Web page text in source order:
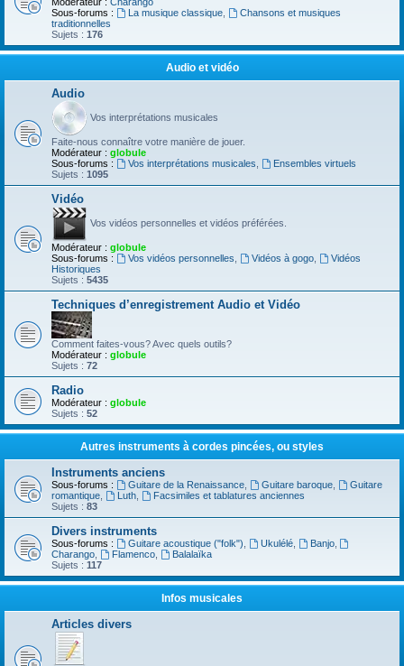
Sous-forums :
La musique classique,
Chansons et musiques
traditionnelles
Sujets : 176
Audio et vidéo
Audio
Vos interprétations musicales
Faite-nous connaître votre manière de jouer.
Modérateur : globule
Sous-forums :
Vos interprétations musicales
Ensembles virtuels
Sujets : 1095
Vidéo
Vos vidéos personnelles et vidéos préférées.
Modérateur : globule
Sous-forums :
Vos vidéos personnelles Vidéos à gogo,
Vidéos
Historiques
Sujets : 5435
Techniques d’enregistrement Audio et Vidéo
Comment faites-vous? Avec quels outils?
Modérateur : globule
Sujets : 72
Radio
Modérateur : globule
Sujets : 52
Autres instruments à cordes pincées, ou styles
Instruments anciens
Sous-forums : Guitare de la Renaissance, Guitare baroque,
Guitare
romantique
Luth,
Facsimiles et tablatures anciennes
Sujets : 83
Divers instruments
Sous-forums : Guitare acoustique ("folk") Ukulélé, Banjo,
Charango
Flamenco,
Balalaïka
Sujets : 117
Infos musicales
Articles divers